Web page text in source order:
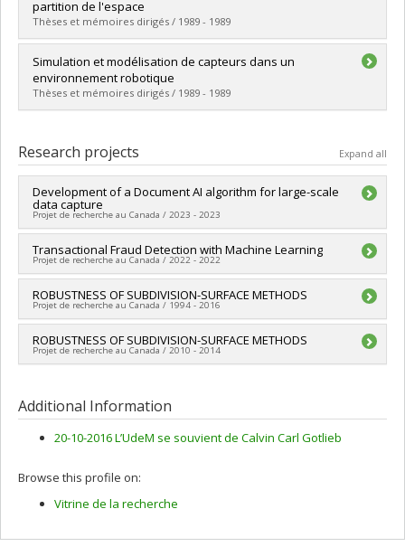
Cycle :Doctoral
Grade :Ph. D.
Lien vers le document dans Papyrus
partition de l'espace
Thèses et mémoires dirigés / 1989 - 1989
Graduate :Cajolet, Claude
Cycle :Master's
Grade :M. Sc.
Lien vers le document dans Papyrus
Simulation et modélisation de capteurs dans un
environnement robotique
Thèses et mémoires dirigés / 1989 - 1989
Cycle :Master's
Grade :M. Sc.
Lien vers le document dans Papyrus
Research projects Expand all
Development of a Document AI algorithm for large-scale
data capture
Projet de recherche au Canada / 2023 - 2023
Lead researcher :Neil Frederick Stewart
Funding sources: MITACS Inc.
Grant programs:PVXXXXXX-Stage Accélération Québec -
MITACS
Transactional Fraud Detection with Machine Learning
Projet de recherche au Canada / 2022 - 2022
Lead researcher :Neil Frederick Stewart
Funding sources: MITACS Inc.
Grant programs:PVXXXXXX-Stage Accélération Québec -
MITACS
ROBUSTNESS OF SUBDIVISION-SURFACE METHODS
Projet de recherche au Canada / 1994 - 2016
Lead researcher :Neil Frederick Stewart
Funding sources: CRSNG/Conseil de recherches en sciences
la découverte individuelle ou de groupe
ROBUSTNESS OF SUBDIVISION-SURFACE METHODS
Projet de recherche au Canada / 2010 - 2014
Additional Information
20-10-2016 L’UdeM se souvient de Calvin Carl Gotlieb
Browse this profile on:
Vitrine de la recherche